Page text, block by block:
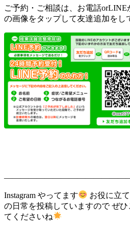
ご予約・ご相談は、お電話
の画像をタップして友達追加をし
Instagram やってます
お役に立
の日常を投稿していますので ぜ
てくださいね